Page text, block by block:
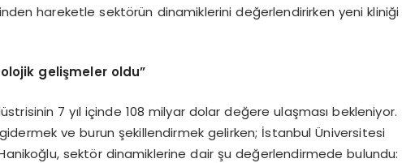
hareketle sektörün dinamiklerini değerlendirirken yeni kliniği
gelişmeler oldu”
7 yıl içinde 108 milyar dolar değere ulaşması bekleniyor.
gidermek ve burun şekillendirmek gelirken; İstanbul Üniversitesi
sektör dinamiklerine dair şu değerlendirmede bulundu: